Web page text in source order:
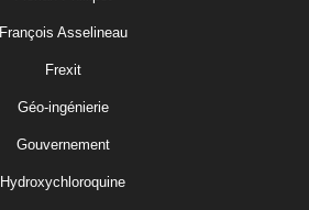
François Asselineau
Frexit
Géo-ingénierie
Gouvernement
Hydroxychloroquine